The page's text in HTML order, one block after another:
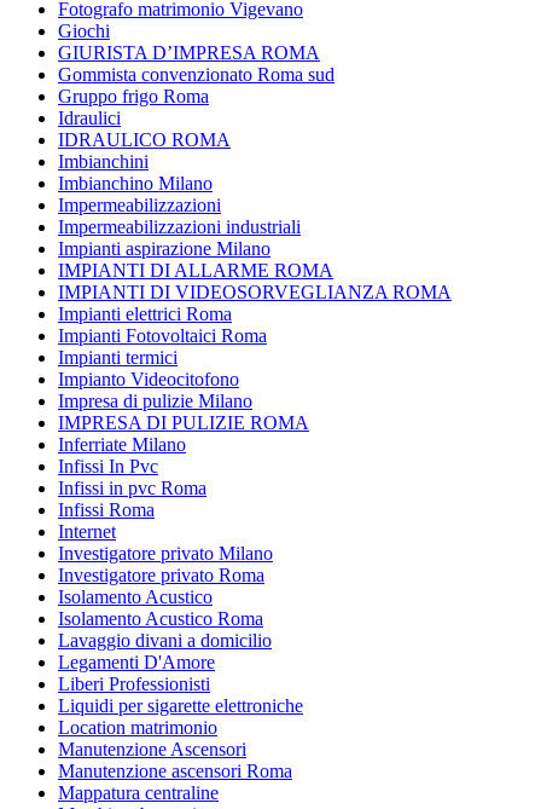
Fotografo matrimonio Vigevano
Giochi
GIURISTA D’IMPRESA ROMA
Gommista convenzionato Roma sud
Gruppo frigo Roma
Idraulici
IDRAULICO ROMA
Imbianchini
Imbianchino Milano
Impermeabilizzazioni
Impermeabilizzazioni industriali
Impianti aspirazione Milano
IMPIANTI DI ALLARME ROMA
IMPIANTI DI VIDEOSORVEGLIANZA ROMA
Impianti elettrici Roma
Impianti Fotovoltaici Roma
Impianti termici
Impianto Videocitofono
Impresa di pulizie Milano
IMPRESA DI PULIZIE ROMA
Inferriate Milano
Infissi In Pvc
Infissi in pvc Roma
Infissi Roma
Internet
Investigatore privato Milano
Investigatore privato Roma
Isolamento Acustico
Isolamento Acustico Roma
Lavaggio divani a domicilio
Legamenti D'Amore
Liberi Professionisti
Liquidi per sigarette elettroniche
Location matrimonio
Manutenzione Ascensori
Manutenzione ascensori Roma
Mappatura centraline